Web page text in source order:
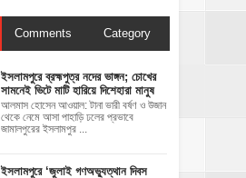
Comments Category
ইসলামপুরে ব্রহ্মপুত্র নদের ভাঙ্গন; চোখের
সামনেই ভিটে মাটি হারিয়ে দিশেহারা মানুষ
আলমাস হোসেন আওয়াল: টানা ভারী বর্ষণ ও উজান
থেকে নেমে আসা পাহাড়ি ঢলের প্রভাবে
জামালপুরের ইসলামপুর ...
‎ইসলামপুরে ‘জুলাই গণঅভ্যুত্থান দিবস